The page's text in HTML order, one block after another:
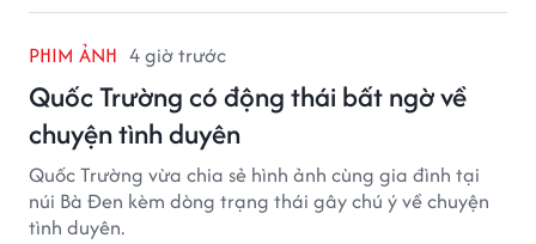
PHIM ẢNH 4 giờ trước
Quốc Trường có động thái bất ngờ về
chuyện tình duyên
Quốc Trường vừa chia sẻ hình ảnh cùng gia đình tại
núi Bà Đen kèm dòng trạng thái gây chú ý về chuyện
tình duyên.